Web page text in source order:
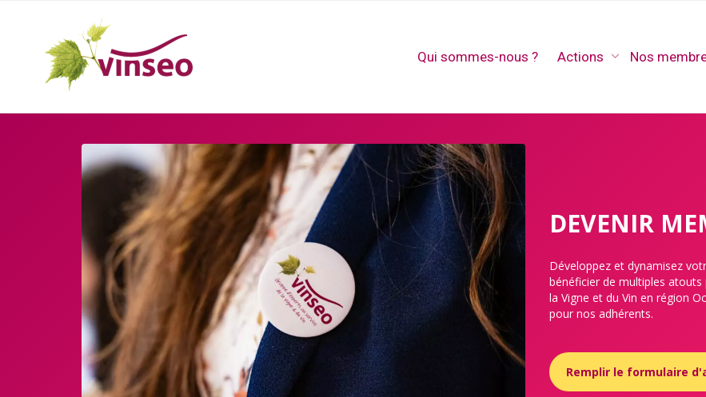
Qui sommes-nous ? Actions Nos
DEVENIR
Développez et dynamisez
bénéficier de multiples atouts
la Vigne et du Vin en région
pour nos adhérents.
Remplir le formulaire